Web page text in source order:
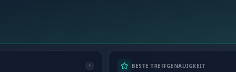
BESTE TREFFGENAUIGKEIT